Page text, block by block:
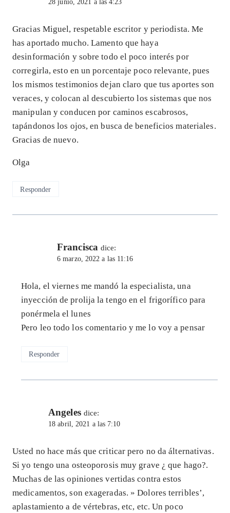
28 junio, 2021 a las 4:23
Gracias Miguel, respetable escritor y periodista. Me
has aportado mucho. Lamento que haya
desinformación y sobre todo el poco interés por
corregirla, esto en un porcentaje poco relevante, pues
los mismos testimonios dejan claro que tus aportes son
veraces, y colocan al descubierto los sistemas que nos
manipulan y conducen por caminos escabrosos,
tapándonos los ojos, en busca de beneficios materiales.
Gracias de nuevo.
Olga
Responder
Francisca dice:
6 marzo, 2022 a las 11:16
Hola, el viernes me mandó la especialista, una
inyección de prolija la tengo en el frigorífico para
ponérmela el lunes
Pero leo todo los comentario y me lo voy a pensar
Responder
Angeles dice:
18 abril, 2021 a las 7:10
Usted no hace más que criticar pero no da álternativas.
Si yo tengo una osteoporosis muy grave ¿ que hago?.
Muchas de las opiniones vertidas contra estos
medicamentos, son exageradas. » Dolores terribles’,
aplastamiento a de vértebras, etc, etc. Un poco